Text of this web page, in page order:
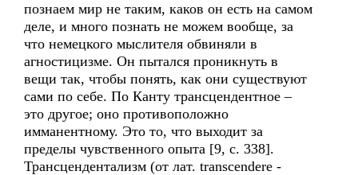
познаем мир не таким, каков он есть на самом
деле, и много познать не можем вообще, за
что немецкого мыслителя обвиняли в
агностицизме. Он пытался проникнуть в
вещи так, чтобы понять, как они существуют
сами по себе. По Канту трансцендентное –
это другое; оно противоположно
имманентному. Это то, что выходит за
пределы чувственного опыта [9, с. 338].
Трансцендентализм (от лат. transcendere -